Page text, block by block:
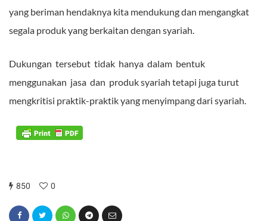
yang beriman hendaknya kita mendukung dan mengangkat
segala produk yang berkaitan dengan syariah.
Dukungan tersebut tidak hanya dalam bentuk
menggunakan jasa dan produk syariah tetapi juga turut
mengkritisi praktik-praktik yang menyimpang dari syariah.
850 0